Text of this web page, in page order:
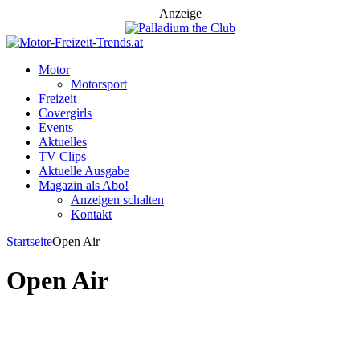
Anzeige
Motor
Motorsport
Freizeit
Covergirls
Events
Aktuelles
TV Clips
Aktuelle Ausgabe
Magazin als Abo!
Anzeigen schalten
Kontakt
StartseiteOpen Air
Open Air